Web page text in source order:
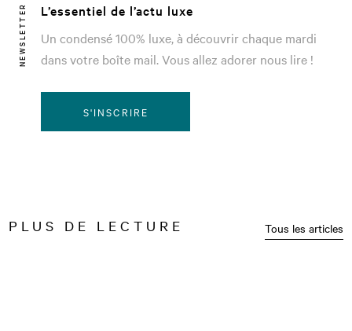
NEWSLETTER
L’essentiel de l’actu luxe
Un condensé 100% luxe, à découvrir chaque mardi
dans votre boîte mail. Vous allez adorer nous lire !
S'INSCRIRE
PLUS DE LECTURE Tous les articles